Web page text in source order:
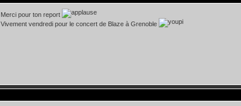
Merci pour ton report
Vivement vendredi pour le concert de Blaze à Grenoble